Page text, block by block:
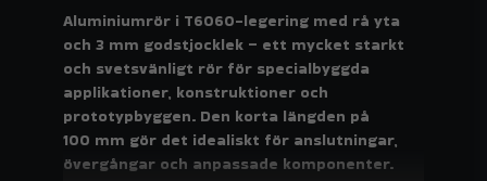
Aluminiumrör i T6060-legering med rå yta
och 3 mm godstjocklek – ett mycket starkt
och svetsvänligt rör för specialbyggda
applikationer, konstruktioner och
prototypbyggen. Den korta längden på
100 mm gör det idealiskt för anslutningar,
övergångar och anpassade komponenter.